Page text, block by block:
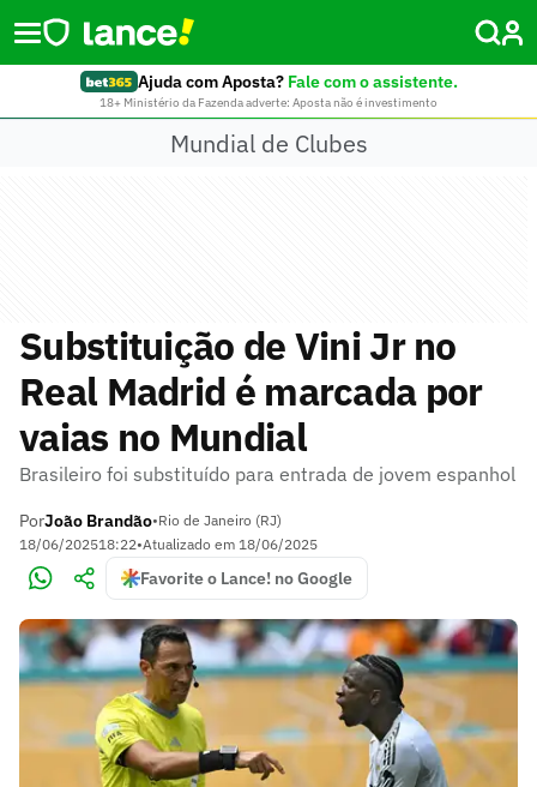
Ajuda com Aposta? Fale com o assistente.
18+ Ministério da Fazenda adverte: Aposta não é investimento
Mundial de Clubes
Substituição de Vini Jr no
Real Madrid é marcada por
vaias no Mundial
Brasileiro foi substituído para entrada de jovem espanhol
PorJoão Brandão•Rio de Janeiro (RJ)
18/06/202518:22•Atualizado em 18/06/2025
Favorite o Lance! no Google